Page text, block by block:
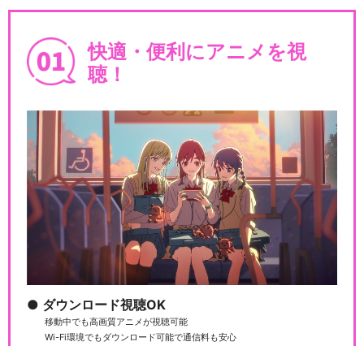
快適・便利にアニメを視
聴！
ダウンロード視聴OK
移動中でも高画質アニメが視聴可能
Wi-Fi環境でもダウンロード可能で通信料も安心